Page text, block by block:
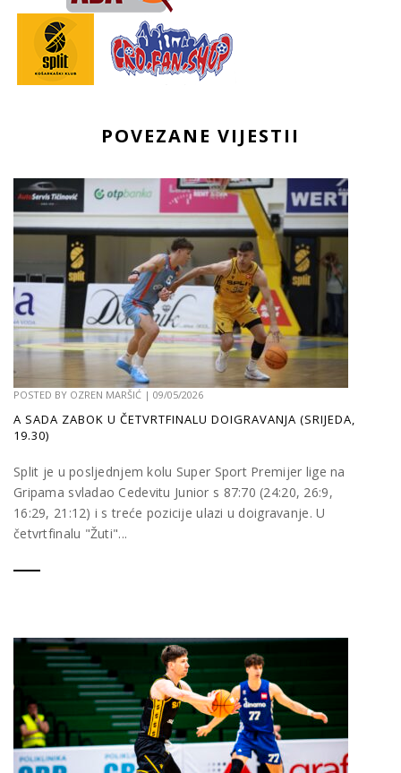
POVEZANE VIJESTII
POSTED BY OZREN MARŠIĆ | 09/05/2026
A SADA ZABOK U ČETVRTFINALU DOIGRAVANJA (SRIJEDA,
19.30)
Split je u posljednjem kolu Super Sport Premijer lige na
Gripama svladao Cedevitu Junior s 87:70 (24:20, 26:9,
16:29, 21:12) i s treće pozicije ulazi u doigravanje. U
četvrtfinalu "Žuti"...